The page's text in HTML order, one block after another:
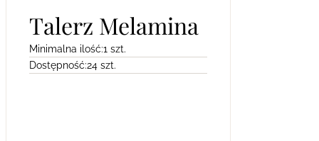
Talerz Melamina
Minimalna ilość:1 szt.
Dostępność:24 szt.